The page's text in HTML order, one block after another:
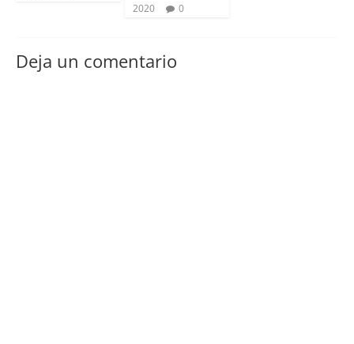
2020
0
Deja un comentario